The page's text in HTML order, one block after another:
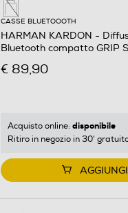
CASSE BLUETOOOTH
HARMAN KARDON -
Bluetooth compatto GRIP
€ 89,90
Acquisto online: disponibile
Ritiro in negozio in 30'
AGGIUNGI